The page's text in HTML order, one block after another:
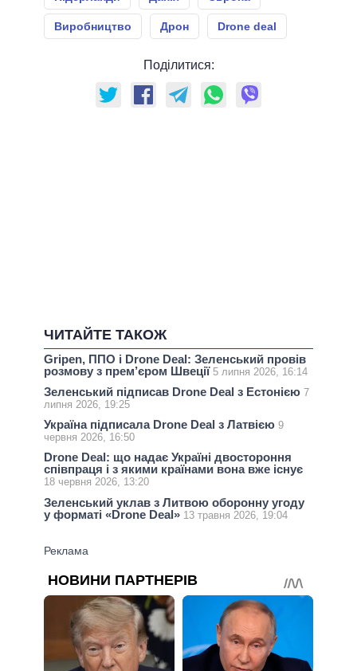
Виробництво Дрон Drone deal
Поділитися:
ЧИТАЙТЕ ТАКОЖ
Gripen, ППО і Drone Deal: Зеленський провів
розмову з прем’єром Швеції 5 липня 2026, 16:14
Зеленський підписав Drone Deal з Естонією 7
липня 2026, 19:25
Україна підписала Drone Deal з Латвією 9
червня 2026, 16:50
Drone Deal: що надає Україні двостороння
співпраця і з якими країнами вона вже існує
18 червня 2026, 13:20
Зеленський уклав з Литвою оборонну угоду
у форматі «Drone Deal» 13 травня 2026, 19:04